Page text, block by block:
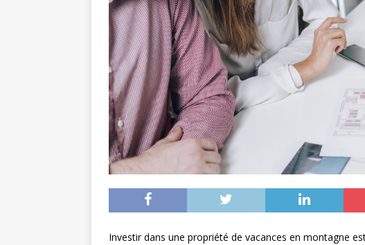
Investir dans une propriété de vacances en montagne